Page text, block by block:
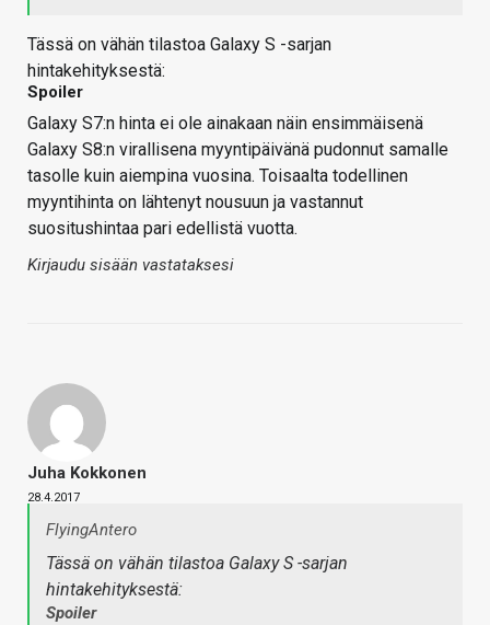
Tässä on vähän tilastoa Galaxy S -sarjan
hintakehityksestä:
Spoiler
Galaxy S7:n hinta ei ole ainakaan näin ensimmäisenä
Galaxy S8:n virallisena myyntipäivänä pudonnut samalle
tasolle kuin aiempina vuosina. Toisaalta todellinen
myyntihinta on lähtenyt nousuun ja vastannut
suositushintaa pari edellistä vuotta.
Kirjaudu sisään vastataksesi
Juha Kokkonen
28.4.2017
FlyingAntero
Tässä on vähän tilastoa Galaxy S -sarjan
hintakehityksestä:
Spoiler